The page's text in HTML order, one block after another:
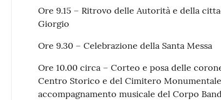
Ore 9.15 – Ritrovo delle Autorità e della
Giorgio
Ore 9.30 – Celebrazione della Santa Messa
Ore 10.00 circa – Corteo e posa delle
Centro Storico e del Cimitero
accompagnamento musicale del Corpo